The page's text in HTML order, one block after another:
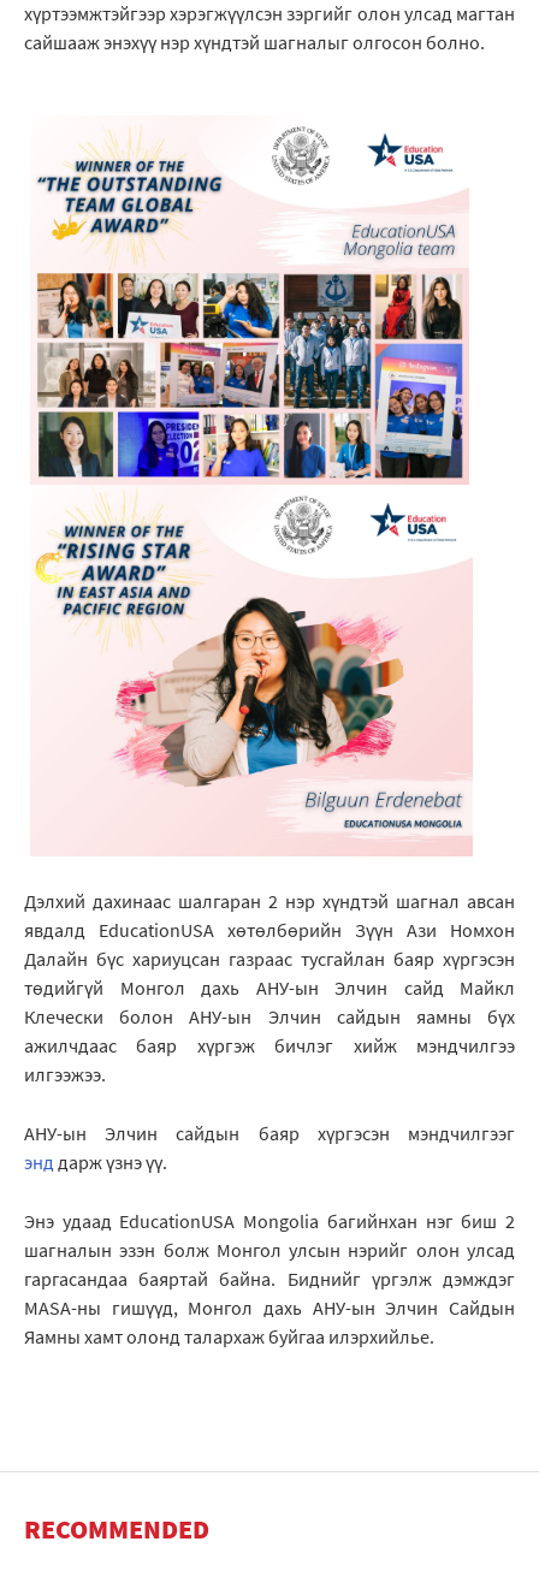
хүртээмжтэйгээр хэрэгжүүлсэн зэргийг олон улсад магтан
сайшааж энэхүү нэр хүндтэй шагналыг олгосон болно.
Дэлхий дахинаас шалгаран 2 нэр хүндтэй шагнал авсан
явдалд EducationUSA хөтөлбөрийн Зүүн Ази Номхон
Далайн бүс хариуцсан газраас тусгайлан баяр хүргэсэн
төдийгүй Монгол дахь АНУ-ын Элчин сайд Майкл
Клечески болон АНУ-ын Элчин сайдын яамны бүх
ажилчдаас баяр хүргэж бичлэг хийж мэндчилгээ
илгээжээ.
АНУ-ын Элчин сайдын баяр хүргэсэн мэндчилгээг
энд дарж үзнэ үү.
Энэ удаад EducationUSA Mongolia багийнхан нэг биш 2
шагналын эзэн болж Монгол улсын нэрийг олон улсад
гаргасандаа баяртай байна. Биднийг үргэлж дэмждэг
MASA-ны гишүүд, Mонгол дахь АНУ-ын Элчин Сайдын
Яамны хамт олонд талархаж буйгаа илэрхийлье.
RECOMMENDED